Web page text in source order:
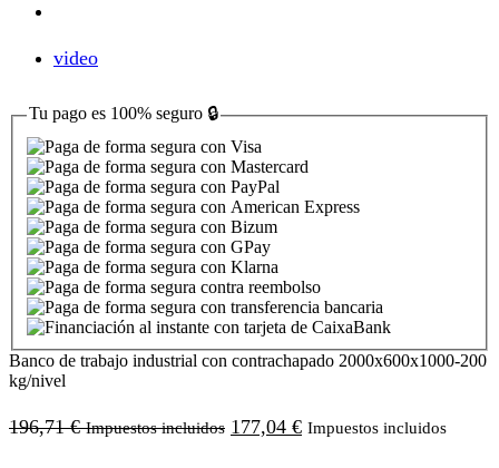
video
Tu pago es 100% seguro 🔒
Banco de trabajo industrial con contrachapado 2000x600x1000-200
kg/nivel
196,71€ Impuestos incluidos 177,04 € Impuestos incluidos